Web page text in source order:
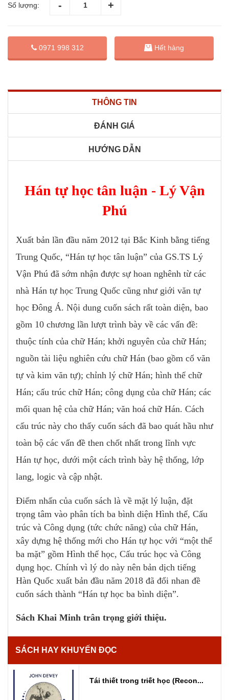
Số lượng:
0971 998 312 Hết hàng
THÔNG TIN
ĐÁNH GIÁ
HƯỚNG DẪN
Hán tự học tân luận - Lý Vận
Phú
Xuất bản lần đầu năm 2012 tại Bắc Kinh bằng tiếng
Trung Quốc, “Hán tự học tân luận” của GS.TS Lý
Vận Phú đã sớm nhận được sự hoan nghênh từ các
nhà Hán tự học Trung Quốc cũng như giới văn tự
học Đông Á. Nội dung cuốn sách rất toàn diện, bao
gồm 10 chương lần lượt trình bày về các vấn đề:
thuộc tính của chữ Hán; khởi nguyên của chữ Hán;
nguồn tài liệu nghiên cứu chữ Hán (bao gồm cổ văn
tự và kim văn tự); chỉnh lý chữ Hán; hình thể chữ
Hán; cấu trúc chữ Hán; công dụng của chữ Hán; các
mối quan hệ của chữ Hán; văn hoá chữ Hán. Cách
cấu trúc này cho thấy cuốn sách đã bao quát hầu như
toàn bộ các vấn đề then chốt nhất trong lĩnh vực
Hán tự học, dưới một cách trình bày hệ thống, lớp
lang, logic và cập nhật.
Điểm nhấn của cuốn sách là về mặt lý luận, đặt
trọng tâm vào phân tích ba bình diện Hình thể, Cấu
trúc và Công dụng (tức chức năng) của chữ Hán,
xây dựng hệ thống mới cho Hán tự học với “một thể
ba mặt” gồm Hình thể học, Cấu trúc học và Công
dụng học. Chính vì lý do này nên bản dịch tiếng
Hàn Quốc xuất bản đầu năm 2018 đã đổi nhan đề
cuốn sách thành “Hán tự học ba bình diện”.
Sách Khai Minh trân trọng giới thiệu.
SÁCH HAY KHUYẾN ĐỌC
Tái thiết trong triết học (Recon...